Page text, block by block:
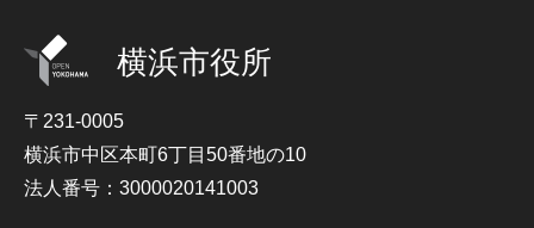
横浜市役所
〒231-0005
横浜市中区本町6丁目50番地の10
法人番号：3000020141003